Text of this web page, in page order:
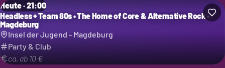
Heute · 21:00
Headless + Team 80s • The Home of Core & Alternative Rock •
Magdeburg
Insel der Jugend - Magdeburg
Party & Club
ca. ab 10 €